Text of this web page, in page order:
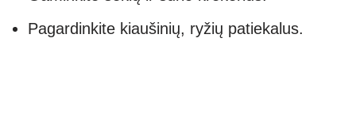
Pagardinkite kiaušinių, ryžių patiekalus.